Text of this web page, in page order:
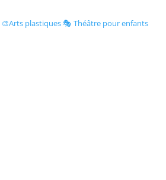
🎨Arts plastiques🎭 Théâtre pour enfants